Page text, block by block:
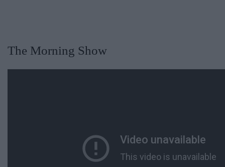
The Morning Show